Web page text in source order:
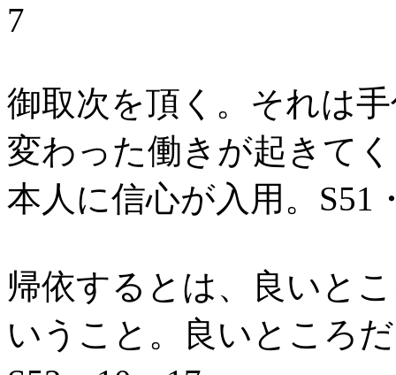
7
御取次を頂く。それは
変わった働きが起きて
本人に信心が入用。S51
帰依するとは、良いと
いうこと。良いところ